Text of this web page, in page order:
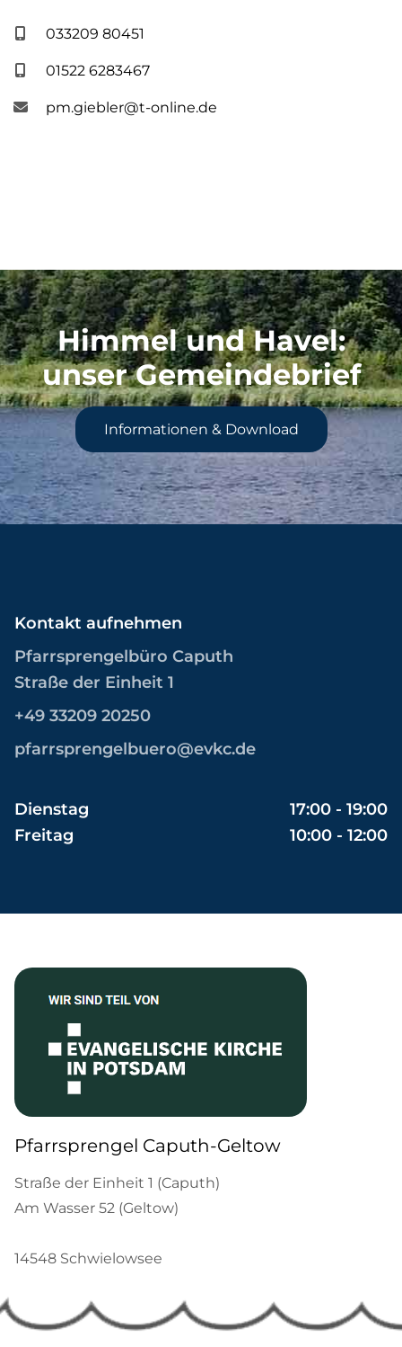
033209 80451
01522 6283467
pm.giebler@t-online.de
Himmel und Havel:
unser Gemeindebrief
Informationen & Download
Kontakt aufnehmen
Pfarrsprengelbüro Caputh
Straße der Einheit 1
+49 33209 20250
pfarrsprengelbuero@evkc.de
Dienstag
17:00 - 19:00
Freitag
10:00 - 12:00
Pfarrsprengel Caputh-Geltow
Straße der Einheit 1 (Caputh)
Am Wasser 52 (Geltow)
14548 Schwielowsee